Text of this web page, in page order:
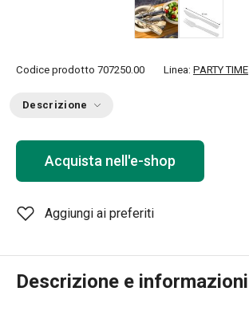
Codice prodotto 707250.00 Linea: PARTY TIME
Descrizione
Acquista nell'e-shop
Aggiungi ai preferiti
Descrizione e informazioni